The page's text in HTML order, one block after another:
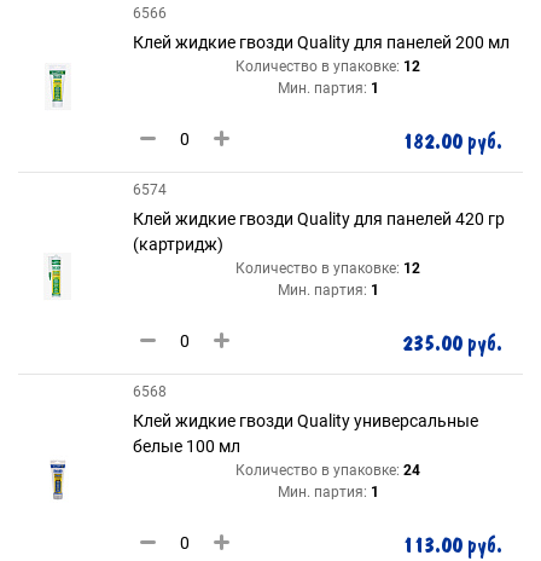
6566
Клей жидкие гвозди Quality для панелей 200 мл
Количество в упаковке: 12
Мин. партия: 1
182.00 руб.
6574
Клей жидкие гвозди Quality для панелей 420 гр
(картридж)
Количество в упаковке: 12
Мин. партия: 1
235.00 руб.
6568
Клей жидкие гвозди Quality универсальные
белые 100 мл
Количество в упаковке: 24
Мин. партия: 1
113.00 руб.